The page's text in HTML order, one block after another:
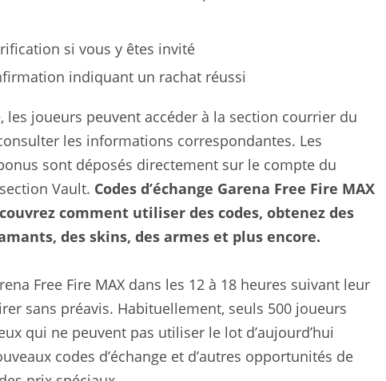
si vous y êtes invité
indiquant un rachat réussi
les joueurs peuvent accéder à la section courrier du
les informations correspondantes. Les
sont déposés directement sur le compte du
Vault. Codes d’échange Garena Free Fire MAX
comment utiliser des codes, obtenez des
des skins, des armes et plus encore.
Free Fire MAX dans les 12 à 18 heures suivant leur
sans préavis. Habituellement, seuls 500 joueurs
qui ne peuvent pas utiliser le lot d’aujourd’hui
codes d’échange et d’autres opportunités de